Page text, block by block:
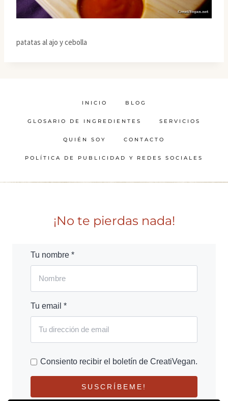
patatas al ajo y cebolla
INICIO BLOG
GLOSARIO DE INGREDIENTES SERVICIOS
QUIÉN SOY CONTACTO
POLÍTICA DE PUBLICIDAD Y REDES SOCIALES
¡No te pierdas nada!
Tu nombre *
Tu email *
Consiento recibir el boletín de CreatiVegan.
SUSCRÍBEME!